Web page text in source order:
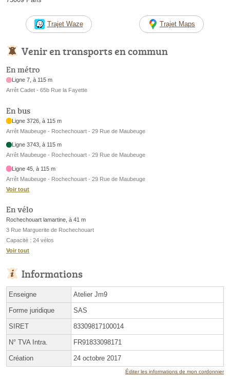
Trajet Waze Trajet Maps
Venir en transports en commun
En métro
Ligne 7, à 115 m
Arrêt Cadet - 65b Rue la Fayette
En bus
Ligne 3726, à 115 m
Arrêt Maubeuge - Rochechouart - 29 Rue de Maubeuge
Ligne 3743, à 115 m
Arrêt Maubeuge - Rochechouart - 29 Rue de Maubeuge
Ligne 45, à 115 m
Arrêt Maubeuge - Rochechouart - 29 Rue de Maubeuge
Voir tout
En vélo
Rochechouart lamartine, à 41 m
3 Rue Marguerite de Rochechouart
Capacité : 24 vélos
Voir tout
Informations
Enseigne Atelier Jm9
Forme juridique SAS
SIRET 83309817100014
N° TVA Intra. FR91833098171
Création 24 octobre 2017
Éditer les informations de mon cordonnier